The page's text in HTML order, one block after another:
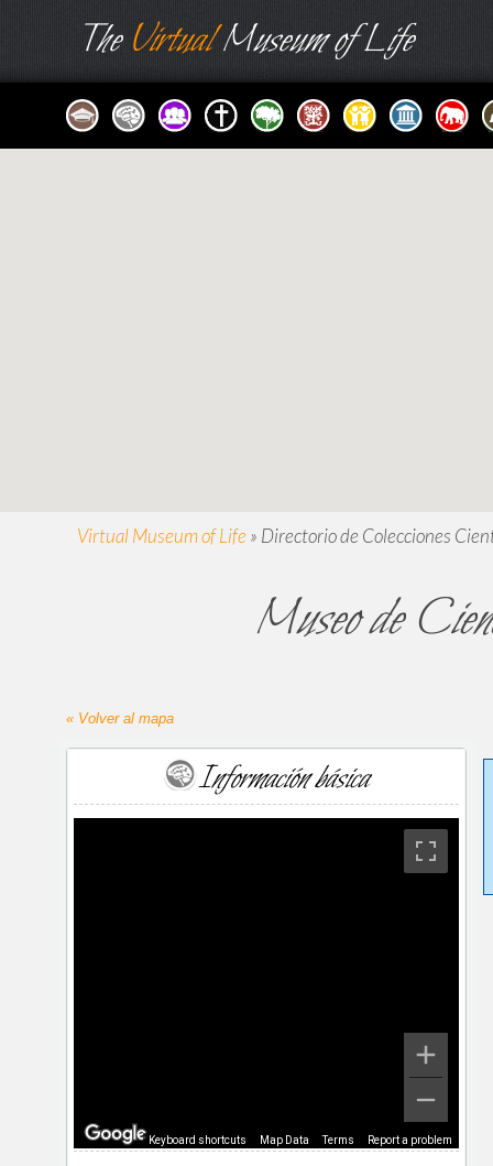
TheVirtualMuseum of Life
Virtual Museum of Life » Directorio de Colecciones
Museo de
« Volver al mapa
Información básica
Keyboard shortcuts Map Data Terms Report a problem